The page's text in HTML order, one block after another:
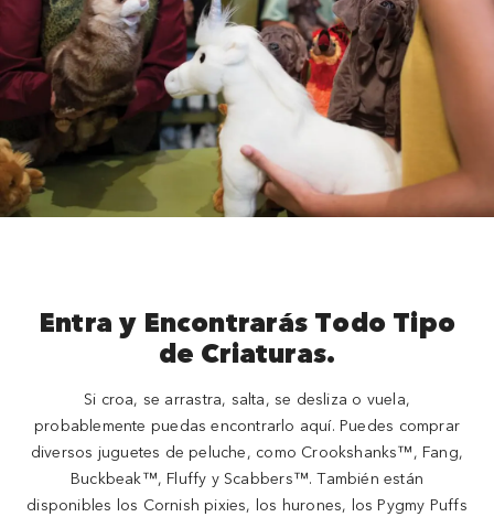
Entra y Encontrarás Todo Tipo
de Criaturas.
Si croa, se arrastra, salta, se desliza o vuela,
probablemente puedas encontrarlo aquí. Puedes comprar
diversos juguetes de peluche, como Crookshanks™, Fang,
Buckbeak™, Fluffy y Scabbers™. También están
disponibles los Cornish pixies, los hurones, los Pygmy Puffs